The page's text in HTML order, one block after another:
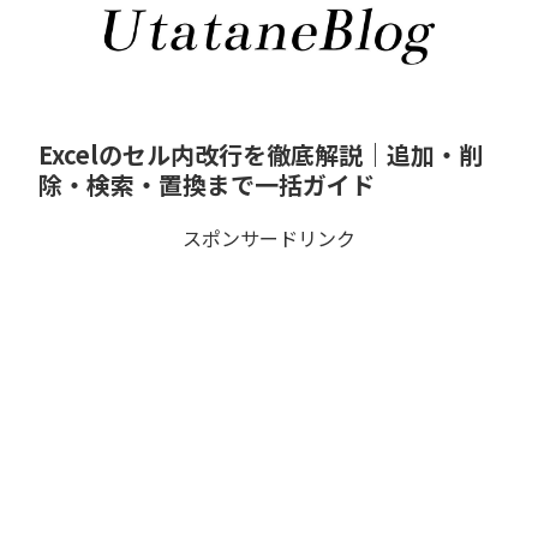
Excelのセル内改行を徹底解説｜追加・削
除・検索・置換まで一括ガイド
スポンサードリンク